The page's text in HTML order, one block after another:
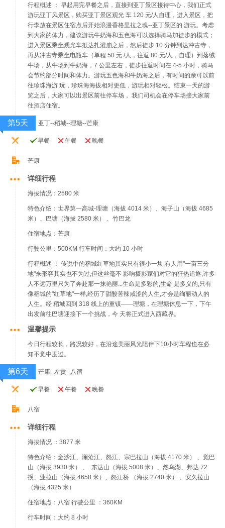
行程概述 ： 早起用完早餐之后，直接到亚丁景区接待中心，我们正式
游玩亚丁风景区，购买亚丁景区观光 车 120 元/人自理，进入景区，把
行李放在景区住宿点后开始浪漫香格里拉之魂--亚丁景区的 游玩。考虑
到大家的体力，建议游玩牛奶海和五色海可以选择骑马加徒步的模式；
进入景区乘坐观光车抵达扎灌崩之后，然后徒步 10 分钟到达冲古寺，
再从冲古寺乘坐电瓶车（单程 50 元 /人，往返 80 元/人，自理）到落绒
牛场，从牛场到牛奶海，7 公里左右，徒步往返时间在 4-5 小时，骑马
会节约部分时间和体力。游玩五色海和牛奶海之后，有时间的亲可以前
往珍珠海游 玩，珍珠海海拔相对更低，游玩相对轻松。结束一天的游
览之后，大家可以出景区前往停车场， 我们司机会在停车场接大家前
往酒店住宿。
第5天 亚丁--稻城--理塘--芒康
早餐 午餐 晚餐
芒康
详细行程
海拔情况：2580 米
特色介绍：世界第一高城-理塘（海拔 4014 米）、海子山（海拔 4685
米）、巴塘（海拔 2580 米） 、竹巴龙
住宿地点：芒康
行驶公里：500KM 行车时间：大约 10 小时
行程概述 ： 传说中的稻城红草地其实只有很小一块,有人用"一亩三分
地"来形容其实也不为过,但这丝毫不 影响摄影家们对它的狂热追逐,许多
人不远万里只为了奔赴那一抹艳丽...生命是多彩的,生命 是多义的,只有
像稻城的"红草地"一样,经历了甜酸苦辣咸涩的人生,才会是绚丽动人的
人生。经 稻城回到 318 线上的重镇——理塘，在理塘休息一下，下午
出发前往巴塘迎接下一个挑战，今 天将正式进入西藏界。
温馨提示
今日行程较长，路况较好，在沿途美丽风光陪伴下10小时车程也在必
知不觉中度过。
第6天 芒康--左贡--八宿
早餐 午餐 晚餐
八宿
详细行程
海拔情况 ：3877 米
特色介绍：金沙江、澜沧江、怒江、宗巴拉山（海拔 4170 米） 、觉巴
山（海拔 3930 米） 、 东达山（海拔 5008 米）、然乌湖、邦达 72
拐、业拉山（海拔 4658 米）、怒江桥 （海拔 2740 米） 、安久拉山
（海拔 4325 米）
住宿地点：八宿 行驶公里 ：360KM
行车时间：大约 8 小时